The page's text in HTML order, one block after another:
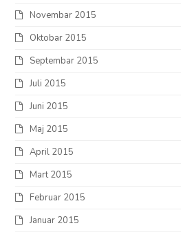
Novembar 2015
Oktobar 2015
Septembar 2015
Juli 2015
Juni 2015
Maj 2015
April 2015
Mart 2015
Februar 2015
Januar 2015